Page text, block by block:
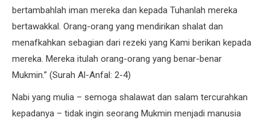
bertambahlah iman mereka dan kepada Tuhanlah mereka
bertawakkal. Orang-orang yang mendirikan shalat dan
menafkahkan sebagian dari rezeki yang Kami berikan kepada
mereka. Mereka itulah orang-orang yang benar-benar
Mukmin.” (Surah Al-Anfal: 2-4)
Nabi yang mulia – semoga shalawat dan salam tercurahkan
kepadanya – tidak ingin seorang Mukmin menjadi manusia